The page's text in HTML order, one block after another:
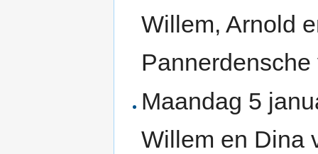
Willem, Arnold
Maandag 5
Willem en Dina